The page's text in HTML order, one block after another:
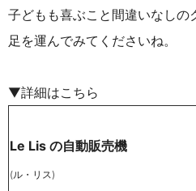
子どもも喜ぶこと間違いなしの
足を運んでみてくださいね。
▼詳細はこちら
Le Lis の自動販売機
(ル・リス)